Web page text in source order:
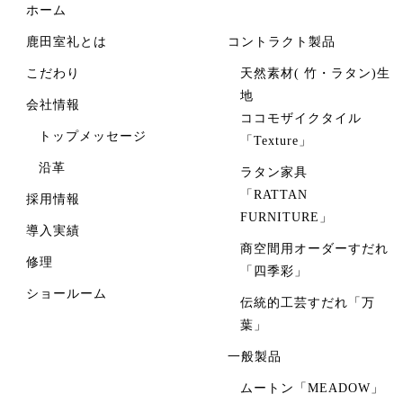
ホーム
鹿田室礼とは
こだわり
会社情報
トップメッセージ
沿革
採用情報
導入実績
修理
ショールーム
コントラクト製品
天然素材( 竹・ラタン)生
地
ココモザイクタイル
「Texture」
ラタン家具
「RATTAN
FURNITURE」
商空間用オーダーすだれ
「四季彩」
伝統的工芸すだれ「万
葉」
一般製品
ムートン「MEADOW」